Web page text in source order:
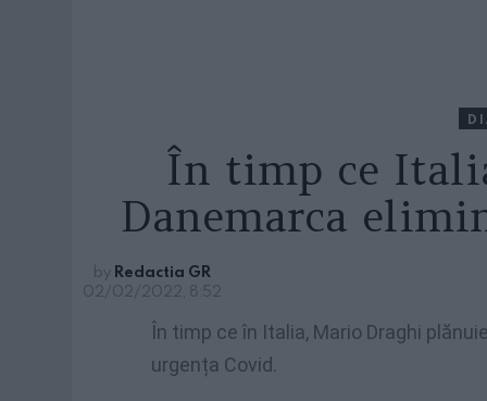
În timp ce
Danemarca
by Redactia GR
02/02/2022, 8:52
În timp ce în Italia, Mario Draghi
urgența Covid.